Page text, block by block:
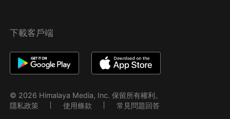
下載客戶端
© 2026 Himalaya Media, Inc. 保留所有權利。
隱私政策
使用條款 常見問題回答